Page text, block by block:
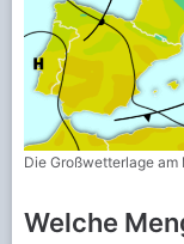
Die Großwetterlage
Welche